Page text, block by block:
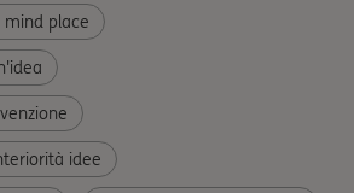
place
idee